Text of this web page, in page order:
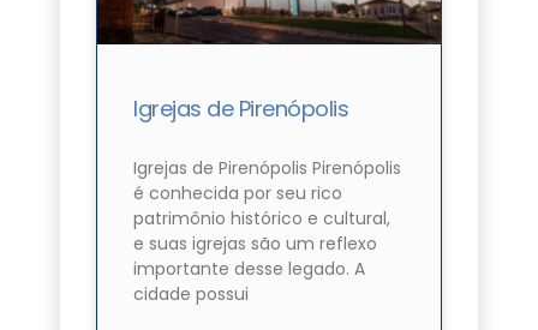
Igrejas de Pirenópolis
Igrejas de Pirenópolis Pirenópolis
é conhecida por seu rico
patrimônio histórico e cultural,
e suas igrejas são um reflexo
importante desse legado. A
cidade possui